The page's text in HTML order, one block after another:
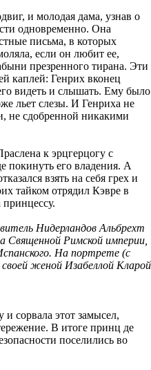
и молодая дама, узнав о
одновременно. Она
письма, в которых
если он любит ее,
презренного тирана. Эти
каплей: Генрих вконец
видеть и слышать. Ему было
льет слезы. И Генриха не
не сдобренной никакими
к эрцгерцогу с
покинуть его владения. А
взять на себя грех и
тайком отрядил Кэвре в
Нидерландов Альбрехт
Священной Римской империи,
На портрете (с
женой Изабеллой Кларой
сорвала этот замысел,
В итоге принц де
поселились во